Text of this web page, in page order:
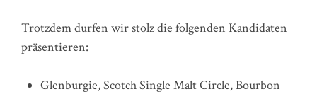
Trotzdem durfen wir stolz die folgenden Kandidaten
präsentieren:
Glenburgie, Scotch Single Malt Circle, Bourbon